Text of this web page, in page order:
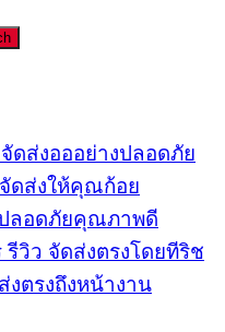
ดส่งอออย่างปลอดภัย
ดส่งให้คุณก้อย
ลอดภัยคุณภาพดี
วิว จัดส่งตรงโดยทีริช
ตรงถึงหน้างาน